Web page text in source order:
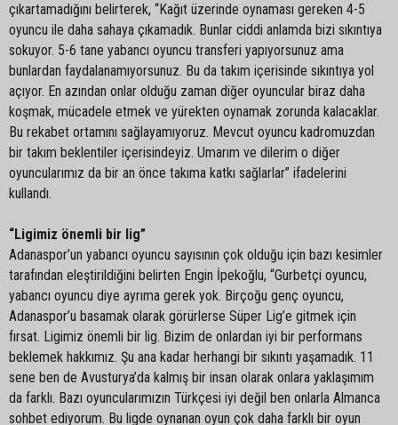
çıkartamadığını belirterek, “Kağıt üzerinde oynaması gereken 4-5
oyuncu ile daha sahaya çıkamadık. Bunlar ciddi anlamda bizi sıkıntıya
sokuyor. 5-6 tane yabancı oyuncu transferi yapıyorsunuz ama
bunlardan faydalanamıyorsunuz. Bu da takım içerisinde sıkıntıya yol
açıyor. En azından onlar olduğu zaman diğer oyuncular biraz daha
koşmak, mücadele etmek ve yürekten oynamak zorunda kalacaklar.
Bu rekabet ortamını sağlayamıyoruz. Mevcut oyuncu kadromuzdan
bir takım beklentiler içerisindeyiz. Umarım ve dilerim o diğer
oyuncularımız da bir an önce takıma katkı sağlarlar” ifadelerini
kullandı.
“Ligimiz önemli bir lig”
Adanaspor’un yabancı oyuncu sayısının çok olduğu için bazı kesimler
tarafından eleştirildiğini belirten Engin İpekoğlu, “Gurbetçi oyuncu,
yabancı oyuncu diye ayrıma gerek yok. Birçoğu genç oyuncu,
Adanaspor’u basamak olarak görürlerse Süper Lig’e gitmek için
fırsat. Ligimiz önemli bir lig. Bizim de onlardan iyi bir performans
beklemek hakkımız. Şu ana kadar herhangi bir sıkıntı yaşamadık. 11
sene ben de Avusturya’da kalmış bir insan olarak onlara yaklaşımım
da farklı. Bazı oyuncularımızın Türkçesi iyi değil ben onlarla Almanca
sohbet ediyorum. Bu ligde oynanan oyun çok daha farklı bir oyun